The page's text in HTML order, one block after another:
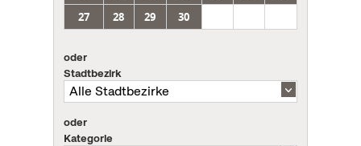
27
28 29 30
oder
Stadtbezirk
oder
Kategorie